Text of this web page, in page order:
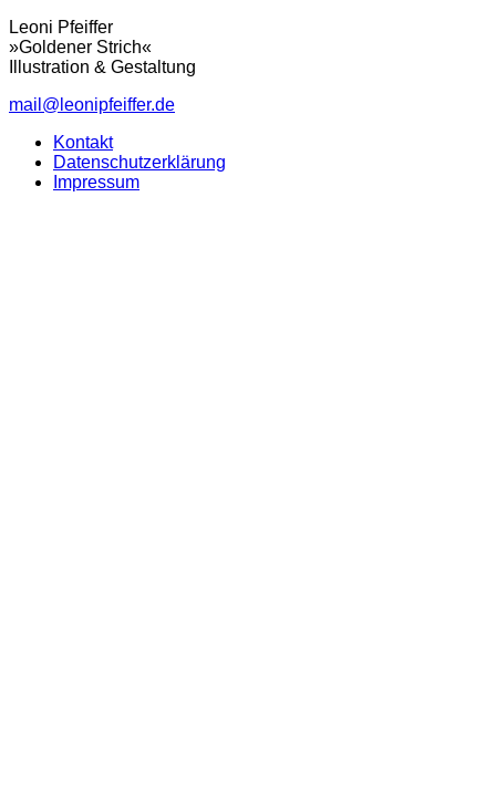
Leoni Pfeiffer
»Goldener Strich«
Illustration & Gestaltung
mail@leonipfeiffer.de
Kontakt
Datenschutzerklärung
Impressum